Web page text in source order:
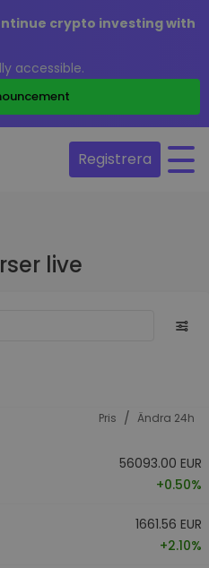
crypto investing with
accessible.
Registrera
live
Pris / Ändra 24h
56093.00 EUR
+0.50%
1661.56 EUR
+2.10%